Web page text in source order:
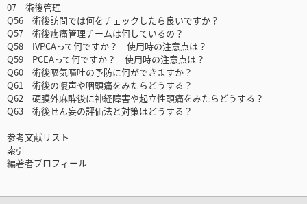
07 術後管理
Q56 術後訪問では何をチェックしたら良いですか？
Q57 術後疼痛管理チームは何しているの？
Q58 IVPCAって何ですか？ 使用時の注意点は？
Q59 PCEAって何ですか？ 使用時の注意点は？
Q60 術後嘔気嘔吐の予防に何ができますか？
Q61 術後の嗄声や咽頭痛をみたらどうする？
Q62 硬膜外麻酔後に神経障害や起立性頭痛をみたらどうする？
Q63 術後せん妄の評価法と対策はどうする？
参考文献リスト
索引
編著者プロフィール